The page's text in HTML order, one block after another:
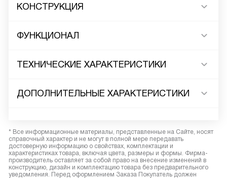
КОНСТРУКЦИЯ
ФУНКЦИОНАЛ
ТЕХНИЧЕСКИЕ ХАРАКТЕРИСТИКИ
ДОПОЛНИТЕЛЬНЫЕ ХАРАКТЕРИСТИКИ
* Все информационные материалы, представленные на Сайте, носят
справочный характер и не могут в полной мере передавать
достоверную информацию о свойствах, комплектации и
характеристиках товара, включая цвета, размеры и формы. Фирма-
производитель оставляет за собой право на внесение изменений в
конструкцию, дизайн и комплектацию товара без предварительного
уведомления. Перед оформлением Заказа Покупатель должен